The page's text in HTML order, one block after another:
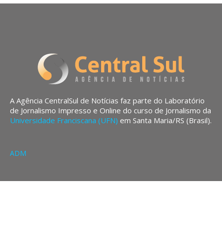
A Agência CentralSul de Notícias faz parte do Laboratório
de Jornalismo Impresso e Online do curso de Jornalismo da
Universidade Franciscana (UFN) em Santa Maria/RS (Brasil).
ADM